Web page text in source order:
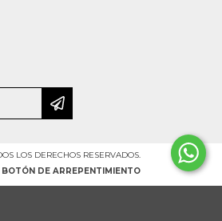
LOS DERECHOS RESERVADOS.
BOTÓN DE ARREPENTIMIENTO